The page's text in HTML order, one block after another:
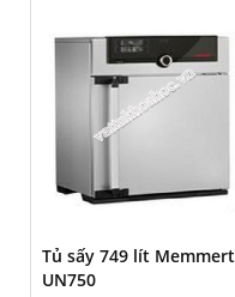
Tủ sấy 749 lít Memmert
UN750